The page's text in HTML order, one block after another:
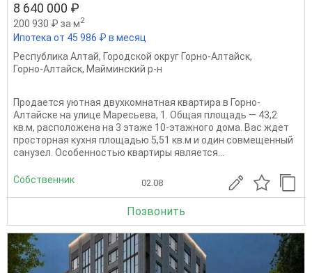
8 640 000 ₽
200 930 ₽ за м2
Ипотека от 45 986 ₽ в месяц
Республика Алтай, Городской округ Горно-Алтайск,
Горно-Алтайск, Майминский р-н
Продается уютная двухкомнатная квартира в Горно-
Алтайске на улице Маресьева, 1. Общая площадь — 43,2
кв.м, расположена на 3 этаже 10-этажного дома. Вас ждет
просторная кухня площадью 5,51 кв.м и один совмещенный
санузел. Особенностью квартиры является...
Собственник 02.08
Позвонить